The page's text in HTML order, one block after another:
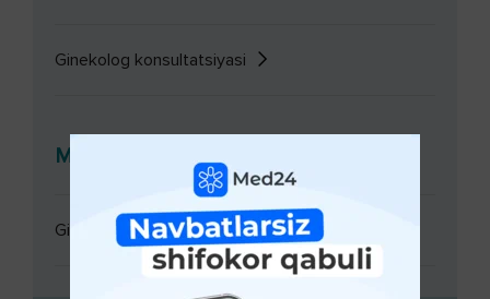
Ginekolog konsultatsiyasi
Muolajalar
Ginekolog konsultatsiyasi